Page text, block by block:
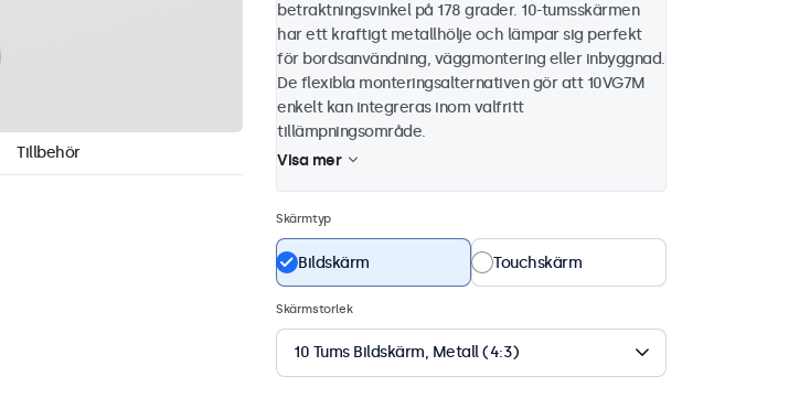
Tillbehör
betraktningsvinkel på 178 grader. 10-tumsskärmen
har ett kraftigt metallhölje och lämpar sig perfekt
för bordsanvändning, väggmontering eller inbyggnad.
De flexibla monteringsalternativen gör att 10VG7M
enkelt kan integreras inom valfritt
tillämpningsområde.
Visa mer
Skärmtyp
Bildskärm Touchskärm
Skärmstorlek
10 Tums Bildskärm, Metall (4:3)